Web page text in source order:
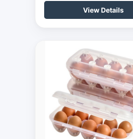
View Details